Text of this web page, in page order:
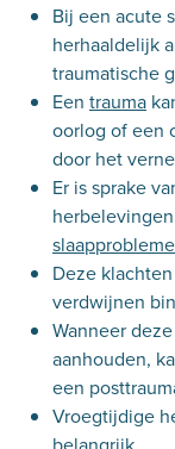
Bij een acute
herhaaldelijk
traumatische
Een trauma
oorlog of een
door het
Er is sprake
Deze
verdwijnen
Wanneer
aanhouden,
een
Vroegtijdige